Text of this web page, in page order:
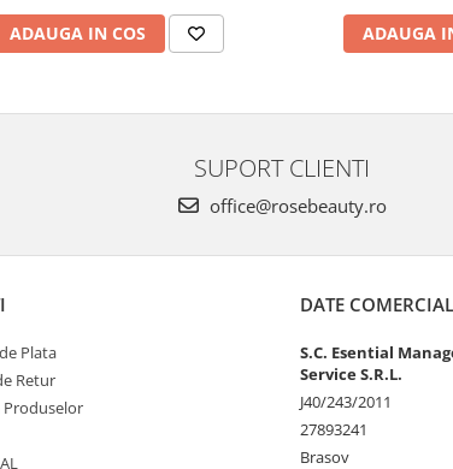
ADAUGA IN COS ADAUGA
SUPORT CLIENTI
office@rosebeauty.ro
Plata
Retur
Produselor
DATE
S.C. Esential
Service S.R.L.
J40/243/2011
27893241
Brasov